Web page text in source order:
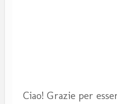
Ciao! Grazie per